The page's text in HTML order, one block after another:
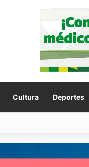
Cultura Deportes
a Villa de Pozos con